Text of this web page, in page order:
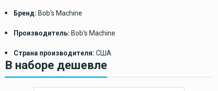
Бренд: Bob's Machine
Производитель: Bob's Machine
Страна производителя: США
В наборе дешевле